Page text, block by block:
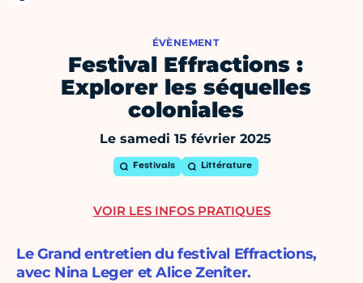
ÉVÈNEMENT
Festival Effractions :
Explorer les séquelles
coloniales
Le samedi 15 février 2025
Festivals Littérature
Le Grand entretien du festival Effractions,
avec Nina Leger et Alice Zeniter.
VOIR LES INFOS PRATIQUES